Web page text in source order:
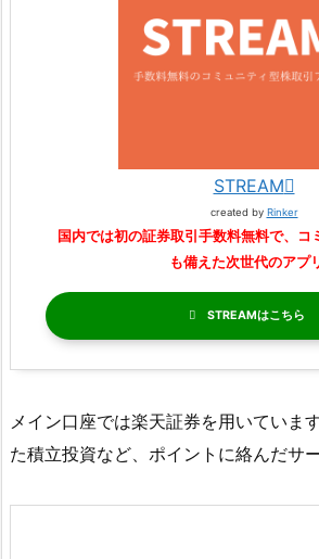
STREAM
created by Rinker
国内では初の証券取引手数料無料で、コ
も備えた次世代のアプ
STREAM
メイン口座では楽天証券を用いていま
た積立投資など、ポイントに絡んだサ